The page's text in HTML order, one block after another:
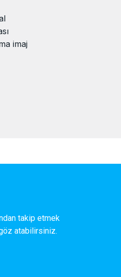
imaj
takip etmek
atabilirsiniz.